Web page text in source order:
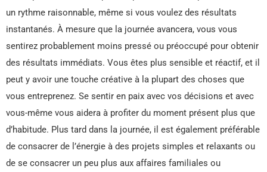
un rythme raisonnable, même si vous voulez des résultats
instantanés. À mesure que la journée avancera, vous vous
sentirez probablement moins pressé ou préoccupé pour obtenir
des résultats immédiats. Vous êtes plus sensible et réactif, et il
peut y avoir une touche créative à la plupart des choses que
vous entreprenez. Se sentir en paix avec vos décisions et avec
vous-même vous aidera à profiter du moment présent plus que
d’habitude. Plus tard dans la journée, il est également préférable
de consacrer de l’énergie à des projets simples et relaxants ou
de se consacrer un peu plus aux affaires familiales ou